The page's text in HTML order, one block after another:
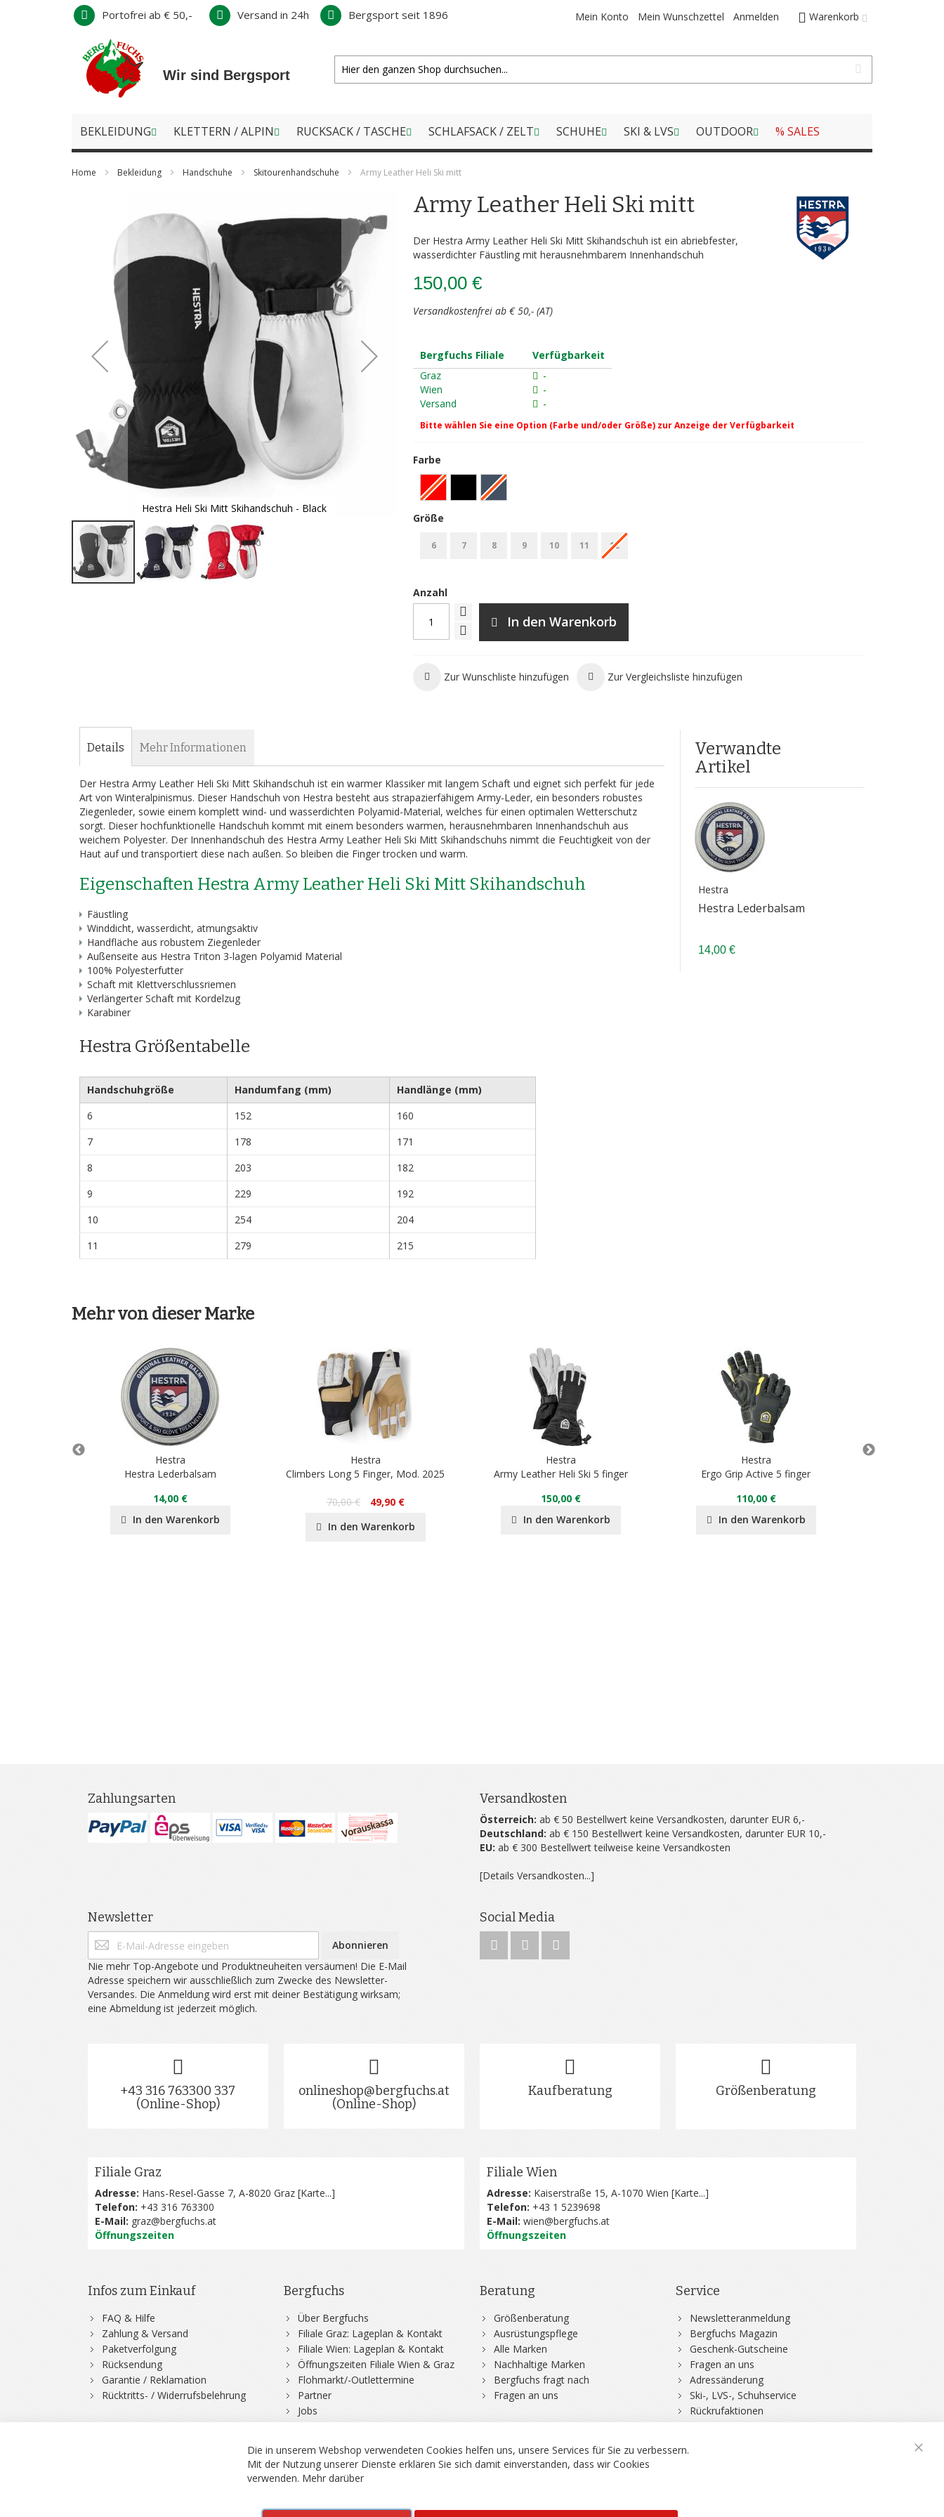
Direkt
Inhalt
Warenkorb
Mein Konto Mein Wunschzettel Anmelden
Portofrei ab € 50,- Versand in 24h Bergsport seit 1896
Wir sind Bergsport
BEKLEIDUNG KLETTERN / ALPIN RUCKSACK / TASCHE SCHLAFSACK / ZELT SCHUHE SKI & LVS OUTDOOR % SALES
Home Bekleidung Handschuhe Skitourenhandschuhe Army Leather Heli Ski mitt
Bildergalerie
Hestra Heli Ski Mitt Skihandschuh - Black
Army Leather Heli Ski mitt
Der Hestra Army Leather Heli Ski Mitt Skihandschuh ist ein abriebfester,
wasserdichter Fäustling mit herausnehmbarem Innenhandschuh
150,00 €
Versandkostenfrei ab € 50,- (AT)
Bergfuchs Filiale
Verfügbarkeit
Graz
-
Wien
-
Versand
-
Bitte wählen Sie eine Option (Farbe und/oder Größe) zur Anzeige der Verfügbarkeit
Farbe
Größe
6 7 8 9 10 11 12
Anzahl
In den Warenkorb
Zur Wunschliste hinzufügen Zur Vergleichsliste hinzufügen
Details
Der Hestra Army Leather Heli Ski Mitt Skihandschuh ist ein warmer Klassiker mit langem Schaft und eignet sich perfekt für jede
Art von Winteralpinismus. Dieser Handschuh von Hestra besteht aus strapazierfähigem Army-Leder, ein besonders robustes
Ziegenleder, sowie einem komplett wind- und wasserdichten Polyamid-Material, welches für einen optimalen Wetterschutz
sorgt. Dieser hochfunktionelle Handschuh kommt mit einem besonders warmen, herausnehmbaren Innenhandschuh aus
weichem Polyester. Der Innenhandschuh des Hestra Army Leather Heli Ski Mitt Skihandschuhs nimmt die Feuchtigkeit von der
Haut auf und transportiert diese nach außen. So bleiben die Finger trocken und warm.
Eigenschaften Hestra Army Leather Heli Ski Mitt Skihandschuh
Fäustling
Winddicht, wasserdicht, atmungsaktiv
Handfläche aus robustem Ziegenleder
Außenseite aus Hestra Triton 3-lagen Polyamid Material
100% Polyesterfutter
Schaft mit Klettverschlussriemen
Verlängerter Schaft mit Kordelzug
Karabiner
Hestra Größentabelle
Handschuhgröße Handumfang (mm)
Handlänge (mm)
6
152
160
7
178
171
8
203
182
9
229
192
10
254
204
11
279 215
Mehr Informationen
Verwandte
Artikel
Hestra
Hestra Lederbalsam
14,00 €
Mehr von dieser Marke
Hestra
Hestra Lederbalsam
14,00 €
In den Warenkorb
Hestra
Climbers Long 5 Finger, Mod. 2025
70,00 €
49,90 €
In den Warenkorb
Hestra
Army Leather Heli Ski 5 finger
150,00 €
In den Warenkorb
Hestra
Ergo Grip Active 5 finger
110,00 €
In den Warenkorb
Zahlungsarten Versandkosten
Österreich: ab € 50 Bestellwert keine Versandkosten, darunter EUR 6,-
Deutschland: ab € 150 Bestellwert keine Versandkosten, darunter EUR 10,-
EU: ab € 300 Bestellwert teilweise keine Versandkosten
[Details Versandkosten...]
Newsletter
Abonnieren
Nie mehr Top-Angebote und Produktneuheiten versäumen! Die E-Mail
Adresse speichern wir ausschließlich zum Zwecke des Newsletter-
Versandes. Die Anmeldung wird erst mit deiner Bestätigung wirksam;
eine Abmeldung ist jederzeit möglich.
Social Media
+43 316 763300 337
(Online-Shop)
onlineshop@bergfuchs.at
(Online-Shop)
Kaufberatung Größenberatung
Filiale Graz
Adresse: Hans-Resel-Gasse 7, A-8020 Graz [Karte...]
Telefon: +43 316 763300
E-Mail: graz@bergfuchs.at
Öffnungszeiten
Filiale Wien
Adresse: Kaiserstraße 15, A-1070 Wien [Karte...]
Telefon: +43 1 5239698
E-Mail: wien@bergfuchs.at
Öffnungszeiten
Infos zum Einkauf
FAQ & Hilfe
Zahlung & Versand
Paketverfolgung
Rücksendung
Garantie / Reklamation
Rücktritts- / Widerrufsbelehrung
Bergfuchs
Über Bergfuchs
Filiale Graz: Lageplan & Kontakt
Filiale Wien: Lageplan & Kontakt
Öffnungszeiten Filiale Wien & Graz
Flohmarkt/-Outlettermine
Partner
Jobs
Beratung
Größenberatung
Ausrüstungspflege
Alle Marken
Nachhaltige Marken
Bergfuchs fragt nach
Fragen an uns
Service
Newsletteranmeldung
Bergfuchs Magazin
Geschenk-Gutscheine
Fragen an uns
Adressänderung
Ski-, LVS-, Schuhservice
Rückrufaktionen
DSV-Skiversicherung